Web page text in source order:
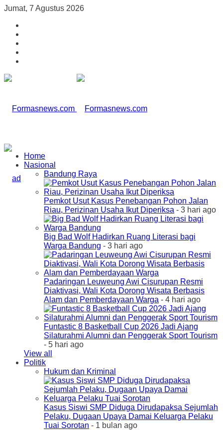
Jumat, 7 Agustus 2026
Home
Nasional
Bandung Raya
Pemkot Usut Kasus Penebangan Pohon Jalan
Riau, Perizinan Usaha Ikut Diperiksa - 3 hari ago
Big Bad Wolf Hadirkan Ruang Literasi bagi
Warga Bandung - 3 hari ago
Padaringan Leuweung Awi Cisurupan Resmi
Diaktivasi, Wali Kota Dorong Wisata Berbasis
Alam dan Pemberdayaan Warga - 4 hari ago
Funtastic 8 Basketball Cup 2026 Jadi Ajang
Silaturahmi Alumni dan Penggerak Sport Tourism
- 5 hari ago
View all
Politik
Hukum dan Kriminal
Kasus Siswi SMP Diduga Dirudapaksa Sejumlah
Pelaku, Dugaan Upaya Damai Keluarga Pelaku
Tuai Sorotan - 1 bulan ago